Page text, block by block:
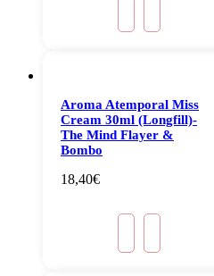
Aroma Atemporal Miss
Cream 30ml (Longfill)-
The Mind Flayer &
Bombo
18,40€